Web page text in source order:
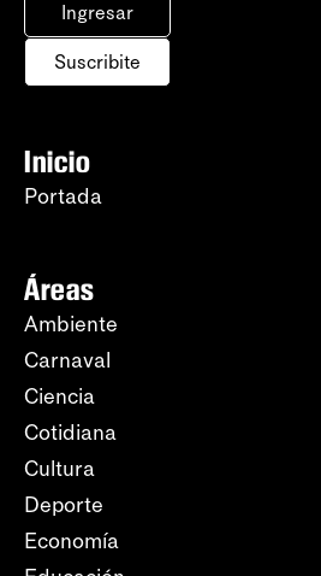
Ingresar
Suscribite
Inicio
Portada
Áreas
Ambiente
Carnaval
Ciencia
Cotidiana
Cultura
Deporte
Economía